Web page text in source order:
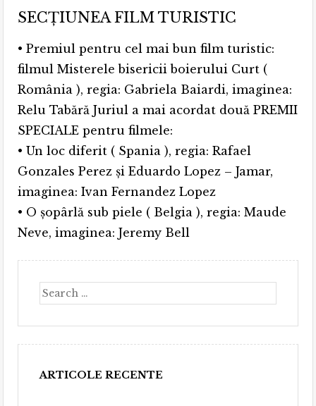
SECŢIUNEA FILM TURISTIC
• Premiul pentru cel mai bun film turistic:
filmul Misterele bisericii boierului Curt (
România ), regia: Gabriela Baiardi, imaginea:
Relu Tabără Juriul a mai acordat două PREMII
SPECIALE pentru filmele:
• Un loc diferit ( Spania ), regia: Rafael
Gonzales Perez și Eduardo Lopez – Jamar,
imaginea: Ivan Fernandez Lopez
• O şopârlă sub piele ( Belgia ), regia: Maude
Neve, imaginea: Jeremy Bell
Search
ARTICOLE RECENTE